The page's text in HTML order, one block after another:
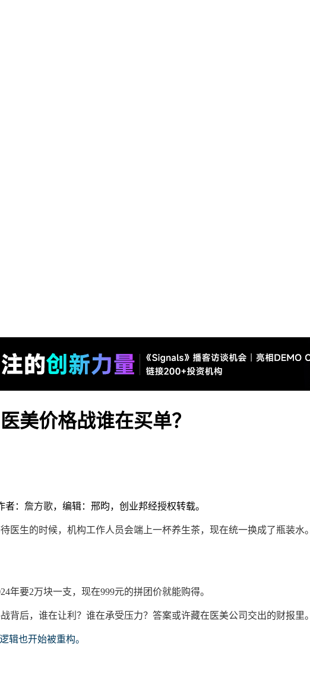
美价格战谁在买单？
： 詹方歌，编辑：邢昀，创业邦经授权转载。
医生的时候，机构工作人员会端上一杯养生茶，现在统一换成了瓶装水。
年要2万块一支，现在999元的拼团价就能购得。
背后， 谁在让利 ？ 谁在承受压力？ 答案或许藏在医美公司交出的财报里。
辑也开始被重构。